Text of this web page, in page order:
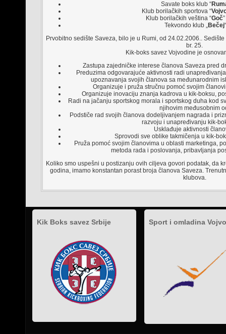
Savate boks klub “
Klub borilačkih sportova “
Klub borilačkih veština “Goč
Tekvondo klub „Bečej
Prvobitno sedište Saveza, bilo je u Rumi, od 24.02.2006..
br. 25.
Kik-boks savez Vojvodine je
Zastupa zajedničke interese članova Saveza pred
Preduzima odgovarajuće aktivnosti radi
upoznavanja svojih članova sa međunarodnim
Organizuje i pruža stručnu pomoć svojim
Organizuje inovaciju znanja kadrova u kik-boksu,
Radi na jačanju sportskog morala i sportskog duha kod
njihovim međusobnim
Podstiče rad svojih članova dodeljivanjem nagrada i
razvoju i unapređivanju kik-
Usklađuje aktivnosti
Sprovodi sve oblike takmičenja u kik-
Pruža pomoć svojim članovima u oblasti marketinga,
metoda rada i poslovanja, pribavljanja
Koliko smo uspešni u postizanju ovih ciljeva govori podatak, da
godina, imamo konstantan porast broja članova Saveza.
klubova.
Kik Boks savez Srbije Sport i omladina